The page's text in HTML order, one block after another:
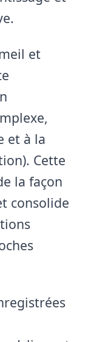
et
et à la
Cette
la façon
consolide